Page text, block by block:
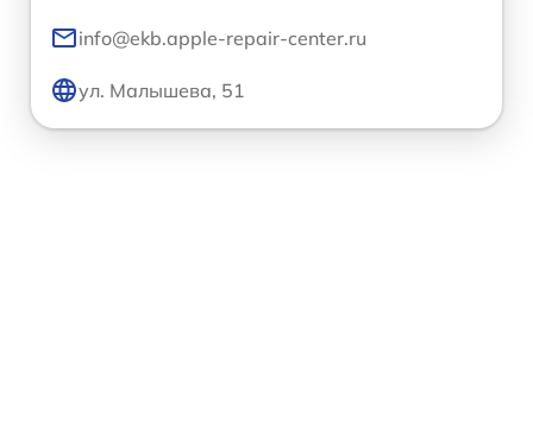
info@ekb.apple-repair-center.ru
ул. Малышева, 51